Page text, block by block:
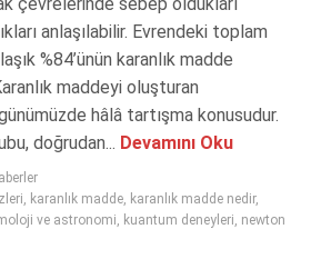
anlaşılabilir. Evrendeki toplam
%84’ünün karanlık madde
maddeyi oluşturan
hâlâ tartışma konusudur.
doğrudan... Devamını Oku
, karanlık madde, karanlık madde nedir,
ve astronomi, kuantum deneyleri, newton